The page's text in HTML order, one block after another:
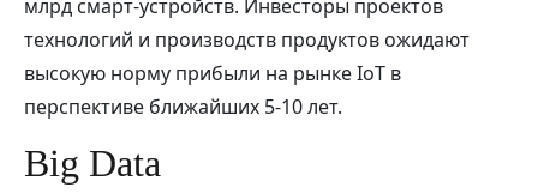
млрд смарт-устройств. Инвесторы проектов
технологий и производств продуктов ожидают
высокую норму прибыли на рынке IoT в
перспективе ближайших 5-10 лет.
Big Data